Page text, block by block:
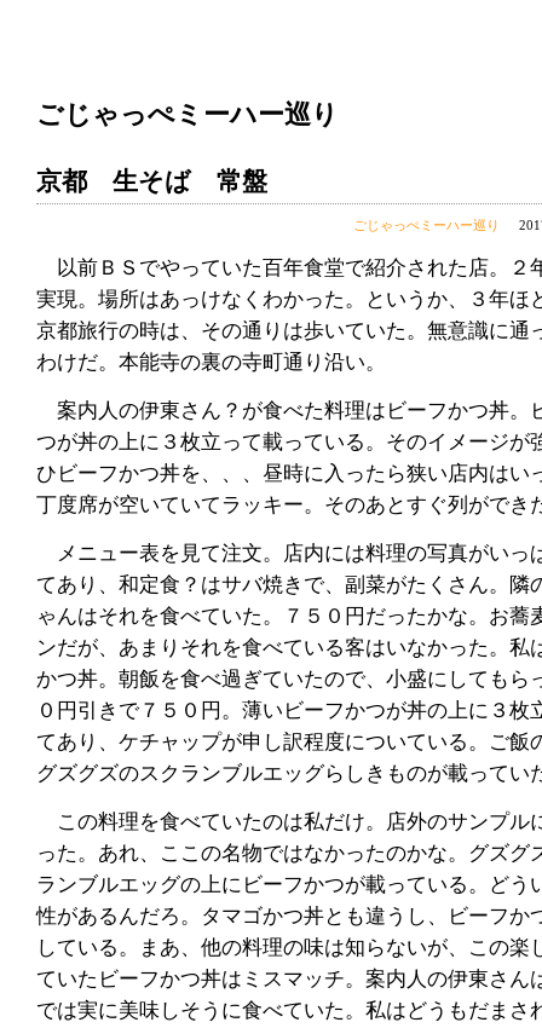
ごじゃっぺミーハー巡り
京都 生そば 常盤
ごじゃっぺミーハー巡り
以前ＢＳでやっていた百年食堂で紹介された店。２
実現。場所はあっけなくわかった。というか、３年ほ
京都旅行の時は、その通りは歩いていた。無意識に通
わけだ。本能寺の裏の寺町通り沿い。
案内人の伊東さん？が食べた料理はビーフかつ丼。
つが丼の上に３枚立って載っている。そのイメージが
ひビーフかつ丼を、、、昼時に入ったら狭い店内はい
丁度席が空いていてラッキー。そのあとすぐ列ができ
メニュー表を見て注文。店内には料理の写真がいっ
てあり、和定食？はサバ焼きで、副菜がたくさん。隣
ゃんはそれを食べていた。７５０円だったかな。お蕎
ンだが、あまりそれを食べている客はいなかった。私
かつ丼。朝飯を食べ過ぎていたので、小盛にしてもら
０円引きで７５０円。薄いビーフかつが丼の上に３枚
てあり、ケチャップが申し訳程度についている。ご飯
グズグズのスクランブルエッグらしきものが載ってい
この料理を食べていたのは私だけ。店外のサンプル
った。あれ、ここの名物ではなかったのかな。グズグ
ランブルエッグの上にビーフかつが載っている。どう
性があるんだろ。タマゴかつ丼とも違うし、ビーフか
している。まあ、他の料理の味は知らないが、この楽
ていたビーフかつ丼はミスマッチ。案内人の伊東さん
では実に美味しそうに食べていた。私はどうもだまさ